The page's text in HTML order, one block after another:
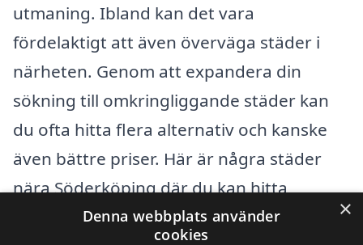
utmaning. Ibland kan det vara
fördelaktigt att även överväga städer i
närheten. Genom att expandera din
sökning till omkringliggande städer kan
du ofta hitta flera alternativ och kanske
även bättre priser. Här är några städer
nära Söderköping där du kan hitta
tjänster för hemstäd:
×
Denna webbplats använder
cookies